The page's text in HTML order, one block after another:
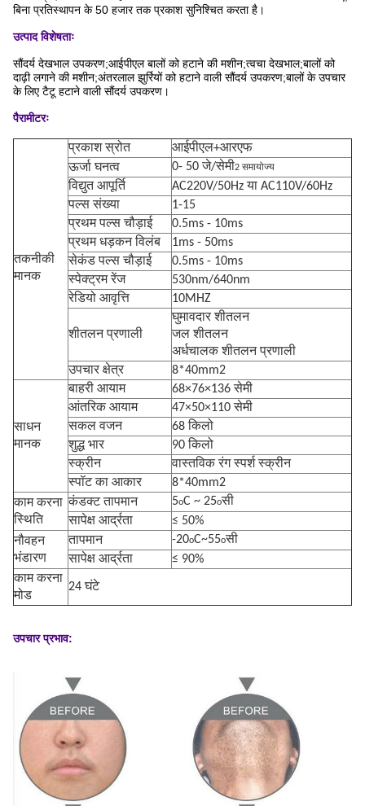
बिना प्रतिस्थापन के 50 हजार तक प्रकाश सुनिश्चित करता है।
उत्पाद विशेषताः
सौंदर्य देखभाल उपकरण;आईपीएल बालों को हटाने की मशीन;त्वचा देखभाल;बालों को
दाढ़ी लगाने की मशीन;अंतरलाल झुर्रियों को हटाने वाली सौंदर्य उपकरण;बालों के उपचार
के लिए टैटू हटाने वाली सौंदर्य उपकरण।
पैरामीटरः
तकनीकी
मानक
प्रकाश स्रोत
आईपीएल+आरएफ
ऊर्जा घनत्व
0- 50 जे/सेमी2 समायोज्य
विद्युत आपूर्ति
AC220V/50Hz या AC110V/60Hz
पल्स संख्या
1-15
प्रथम पल्स चौड़ाई
0.5ms - 10ms
प्रथम धड़कन विलंब
1ms - 50ms
सेकंड पल्स चौड़ाई
0.5ms - 10ms
स्पेक्ट्रम रेंज
530nm/640nm
रेडियो आवृत्ति
10MHZ
शीतलन प्रणाली
घुमावदार शीतलन
जल शीतलन
अर्धचालक शीतलन प्रणाली
उपचार क्षेत्र
8*40mm2
साधन
मानक
बाहरी आयाम
68×76×136 सेमी
आंतरिक आयाम
47×50×110 सेमी
सकल वजन
68 किलो
शुद्ध भार
90 किलो
स्क्रीन
वास्तविक रंग स्पर्श स्क्रीन
स्पॉट का आकार
8*40mm2
काम करना
स्थिति
कंडक्ट तापमान 5oC ~ 25oसी
सापेक्ष आर्द्रता
≤ 50%
नौवहन
भंडारण
तापमान -20oC~55oसी
सापेक्ष आर्द्रता
≤ 90%
काम करना
मोड
24 घंटे
उपचार प्रभाव: